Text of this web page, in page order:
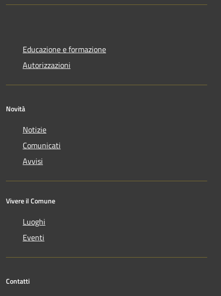
Educazione e formazione
Autorizzazioni
Novità
Notizie
Comunicati
Avvisi
Vivere il Comune
Luoghi
Eventi
Contatti